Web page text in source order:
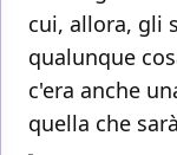
cui, allora, gli
qualunque
c'era anche
quella che